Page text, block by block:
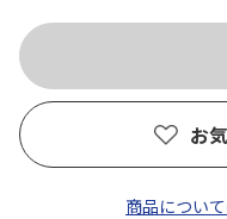
お
商品につい